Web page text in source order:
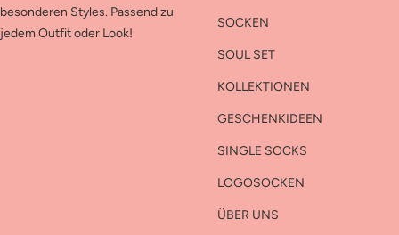
besonderen Styles. Passend zu
jedem Outfit oder Look!
SOCKEN
SOUL SET
KOLLEKTIONEN
GESCHENKIDEEN
SINGLE SOCKS
LOGOSOCKEN
ÜBER UNS